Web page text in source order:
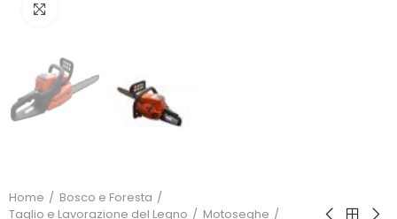
Home
Bosco e Foresta
Taglio e Lavorazione del Legno
Motoseghe